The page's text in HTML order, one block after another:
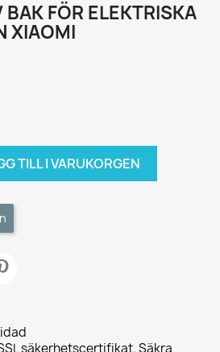
BAK FÖR ELEKTRISKA
XIAOMI
TILL I VARUKORGEN
säkerhetscertifikat. Säkra